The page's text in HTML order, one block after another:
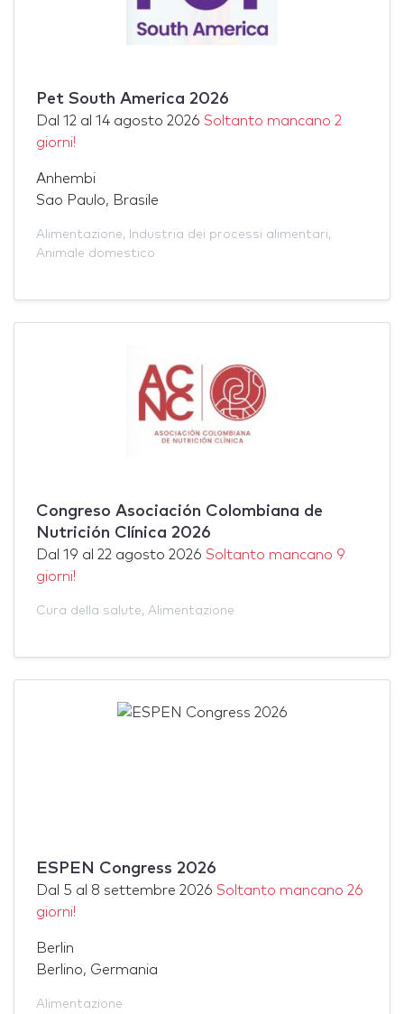
Pet South America 2026
Dal 12 al 14 agosto 2026 Soltanto mancano 2
giorni!
Anhembi
Sao Paulo, Brasile
Alimentazione, Industria dei processi alimentari,
Animale domestico
Congreso Asociación Colombiana de
Nutrición Clínica 2026
Dal 19 al 22 agosto 2026 Soltanto mancano 9
giorni!
Cura della salute, Alimentazione
ESPEN Congress 2026
Dal 5 al 8 settembre 2026 Soltanto mancano 26
giorni!
Berlin
Berlino, Germania
Alimentazione